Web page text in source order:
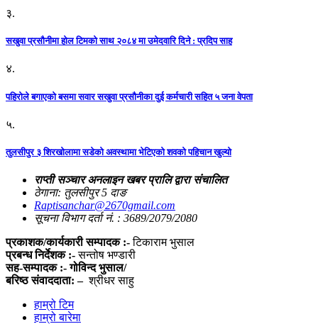
३.
सखुवा प्रसौनीमा होल टिमको साथ २०८४ मा उमेदवारि दिने : प्रदिप साह
४.
पहिराेले बगाएकाे बसमा सवार सखुवा प्रसाैनीका दुई कर्मचारी सहित ५ जना वेपता
५.
तुलसीपुर ३ शिरखोलामा सडेको अवस्थामा भेटिएको शवको पहिचान खुल्यो
राप्ती सञ्चार अनलाइन खबर प्रालि द्वारा संचालित
ठेगाना: तुलसीपुर 5 दाङ
Raptisanchar@2670gmail.com
सूचना विभाग दर्ता नं. : 3689/2079/2080
प्रकाशक/कार्यकारी सम्पादक :-टिकाराम भुसाल
प्रबन्ध निर्देशक :-सन्तोष भण्डारी
सह-सम्पादक :- गोविन्द भुसाल/
बरिष्ठ संवाददाता: – श्रीधर साहु
हाम्रो टिम
हाम्रो बारेमा